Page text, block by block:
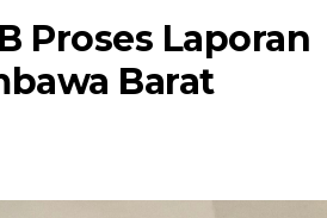
Proses Laporan
Barat